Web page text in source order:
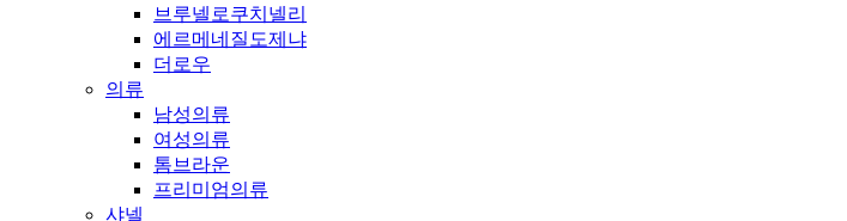
브루넬로쿠치넬리
에르메네질도제냐
더로우
의류
남성의류
여성의류
톰브라운
프리미엄의류
샤넬